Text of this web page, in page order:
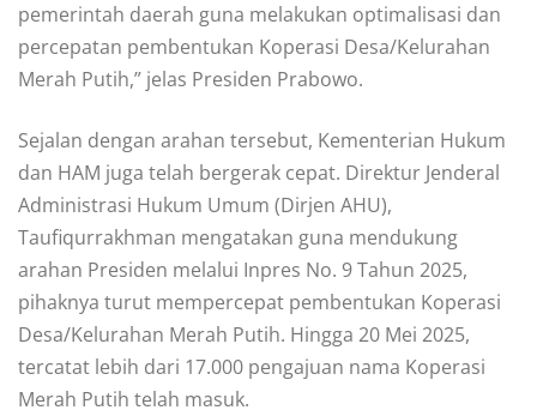
pemerintah daerah guna melakukan optimalisasi dan
percepatan pembentukan Koperasi Desa/Kelurahan
Merah Putih,” jelas Presiden Prabowo.
Sejalan dengan arahan tersebut, Kementerian Hukum
dan HAM juga telah bergerak cepat. Direktur Jenderal
Administrasi Hukum Umum (Dirjen AHU),
Taufiqurrakhman mengatakan guna mendukung
arahan Presiden melalui Inpres No. 9 Tahun 2025,
pihaknya turut mempercepat pembentukan Koperasi
Desa/Kelurahan Merah Putih. Hingga 20 Mei 2025,
tercatat lebih dari 17.000 pengajuan nama Koperasi
Merah Putih telah masuk.